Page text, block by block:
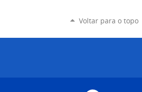
Voltar para o topo